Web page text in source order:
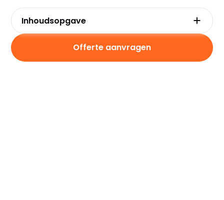
Inhoudsopgave
Wat is dakisolatie van de buitenzijde?
Voordelen en nadelen van dakisolatie
Offerte aanvragen